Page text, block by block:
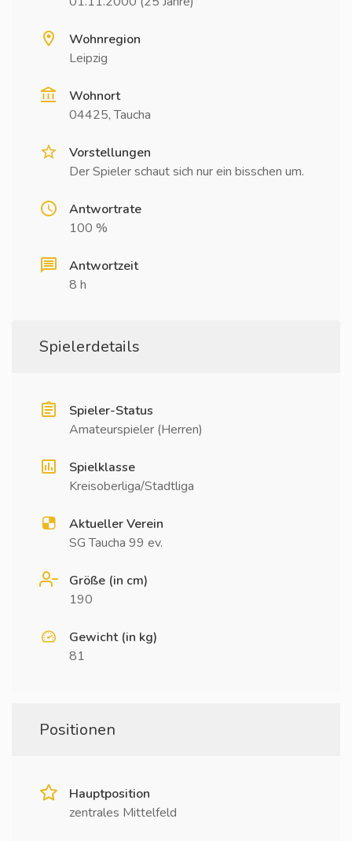
Wohnregion
Leipzig
Wohnort
04425, Taucha
Vorstellungen
Der Spieler schaut sich nur ein bisschen um.
Antwortrate
100 %
Antwortzeit
8 h
Spielerdetails
Spieler-Status
Amateurspieler (Herren)
Spielklasse
Kreisoberliga/Stadtliga
Aktueller Verein
SG Taucha 99 ev.
Größe (in cm)
190
Gewicht (in kg)
81
Positionen
Hauptposition
zentrales Mittelfeld